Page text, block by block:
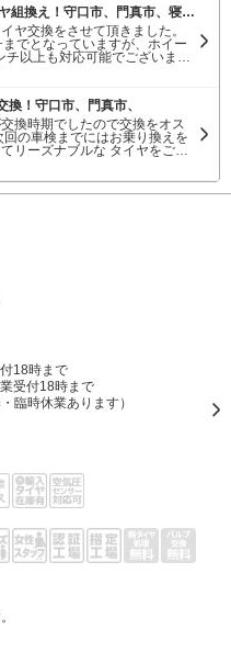
シボレーエクスプレス！22インチタイヤ組換え！守口市、門真市、寝屋川市、大阪市
ヤ交換をさせて頂きました。
でとなっていますが、ホイー
！守口市、門真市、
換時期でしたので交換をオス
ブルな タイヤをご提
でも大丈夫ですのでお気軽に
18時まで
受付18時まで
臨時休業あります）